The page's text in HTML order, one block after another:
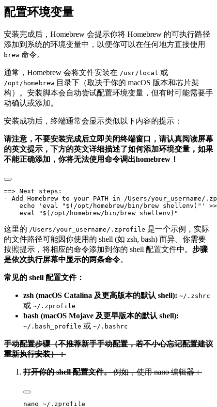
配置环境变量
安装完成后，Homebrew 会提示你将 Homebrew 的可执行路径
添加到系统的环境变量中，以便你可以在任何地方直接使用
brew 命令。
通常，Homebrew 会将文件安装在 /usr/local 或
/opt/homebrew 目录下（取决于你的 macOS 版本和芯片架
构）。安装脚本会自动尝试配置环境变量，但有时可能需要手
动确认或添加。
安装成功后，终端通常会显示类似以下内容的提示：
请注意，不要安装完成后立即关闭终端窗口，请认真阅读屏幕
的英文提示，下方的英文详细描述了如何添加环境变量，如果
不能正确添加，你将无法使用命令调出homebrew！
==> Next steps:
- Add Homebrew to your PATH in /Users/your_username/
echo 'eval "$(/opt/homebrew/bin/brew shellenv)"'
这里的 /Users/your_username/.zprofile 是一个示例，实际
的文件路径可能因你使用的 shell (如 zsh, bash) 而异。你需要
按照提示，将相应的命令添加到你的 shell 配置文件中。 步骤
是依次执行屏幕中显示的两条命令。
常见的 shell 配置文件：
zsh (macOS Catalina 及更高版本的默认 shell): ~/.zshrc
或 ~/.zprofile
bash (macOS Mojave 及更早版本的默认 shell):
~/.bash_profile 或 ~/.bashrc
手动配置步骤（不推荐新手手动配置，若不小心忘记配置建议
重新执行安装）：
打开你的 shell 配置文件。例如，使用 nano 编辑器：